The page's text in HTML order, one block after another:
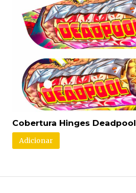
Cobertura Hinges Deadpool
Adicionar